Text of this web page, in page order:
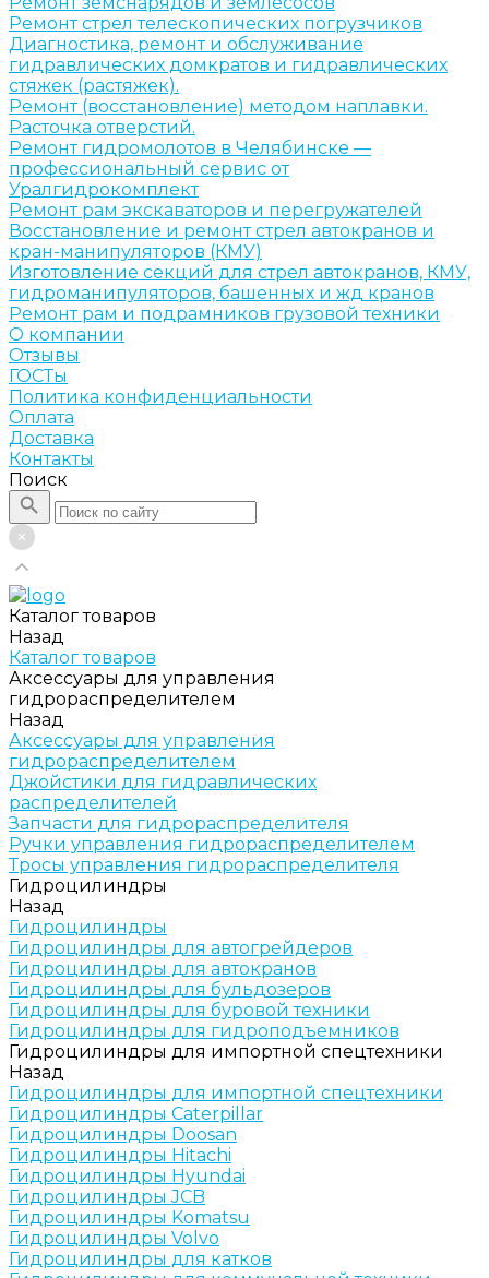
Ремонт стрел телескопических погрузчиков
Диагностика, ремонт и обслуживание
гидравлических домкратов и гидравлических
стяжек (растяжек).
Ремонт (восстановление) методом наплавки.
Расточка отверстий.
Ремонт гидромолотов в Челябинске —
профессиональный сервис от
Уралгидрокомплект
Ремонт рам экскаваторов и перегружателей
Восстановление и ремонт стрел автокранов и
кран-манипуляторов (КМУ)
Изготовление секций для стрел автокранов, КМУ,
гидроманипуляторов, башенных и жд кранов
Ремонт рам и подрамников грузовой техники
О компании
Отзывы
ГОСТы
Политика конфиденциальности
Оплата
Доставка
Контакты
Поиск
Каталог товаров
Назад
Каталог товаров
Аксессуары для управления
гидрораспределителем
Назад
Аксессуары для управления
гидрораспределителем
Джойстики для гидравлических
распределителей
Запчасти для гидрораспределителя
Ручки управления гидрораспределителем
Тросы управления гидрораспределителя
Гидроцилиндры
Назад
Гидроцилиндры
Гидроцилиндры для автогрейдеров
Гидроцилиндры для автокранов
Гидроцилиндры для бульдозеров
Гидроцилиндры для буровой техники
Гидроцилиндры для гидроподъемников
Гидроцилиндры для импортной спецтехники
Назад
Гидроцилиндры для импортной спецтехники
Гидроцилиндры Caterpillar
Гидроцилиндры Doosan
Гидроцилиндры Hitachi
Гидроцилиндры Hyundai
Гидроцилиндры JCB
Гидроцилиндры Komatsu
Гидроцилиндры Volvo
Гидроцилиндры для катков